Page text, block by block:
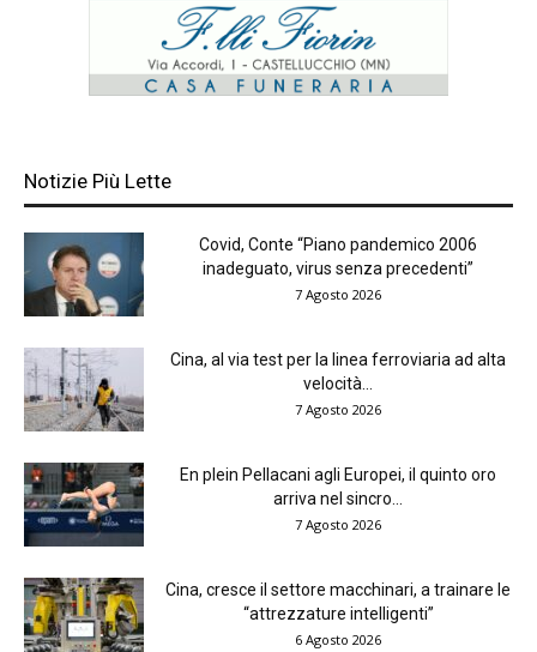
Notizie Più Lette
Covid, Conte “Piano pandemico 2006
inadeguato, virus senza precedenti”
7 Agosto 2026
Cina, al via test per la linea ferroviaria ad alta
velocità...
7 Agosto 2026
En plein Pellacani agli Europei, il quinto oro
arriva nel sincro...
7 Agosto 2026
Cina, cresce il settore macchinari, a trainare le
“attrezzature intelligenti”
6 Agosto 2026